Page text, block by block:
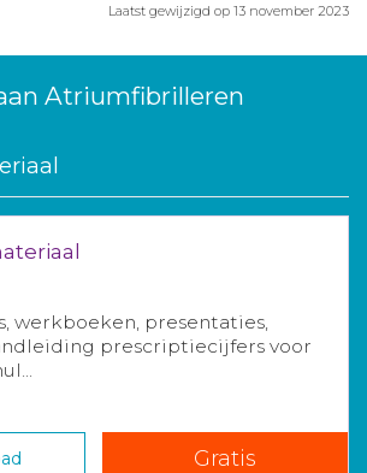
Laatst gewijzigd op 13 november 2023
Atriumfibrilleren
werkboeken, presentaties,
prescriptiecijfers voor
Gratis